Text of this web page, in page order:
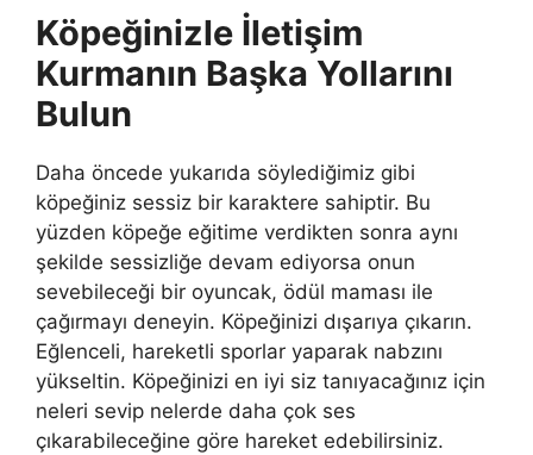
Köpeğinizle İletişim
Kurmanın Başka Yollarını
Bulun
Daha öncede yukarıda söylediğimiz gibi
köpeğiniz sessiz bir karaktere sahiptir. Bu
yüzden köpeğe eğitime verdikten sonra aynı
şekilde sessizliğe devam ediyorsa onun
sevebileceği bir oyuncak, ödül maması ile
çağırmayı deneyin. Köpeğinizi dışarıya çıkarın.
Eğlenceli, hareketli sporlar yaparak nabzını
yükseltin. Köpeğinizi en iyi siz tanıyacağınız için
neleri sevip nelerde daha çok ses
çıkarabileceğine göre hareket edebilirsiniz.